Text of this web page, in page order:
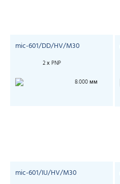
mic-601/DD/HV/M30
2 х PNP
8.000 мм
mic-601/IU/HV/M30